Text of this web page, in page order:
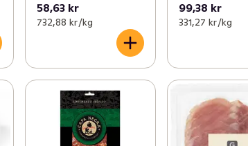
58,63 kr
732,88 kr /kg
99,38 kr
331,27 kr /kg